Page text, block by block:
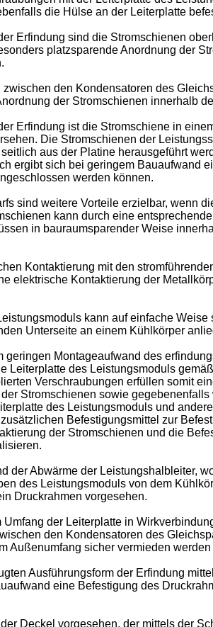
die Hülse an der Leiterplatte
Erfindung sind die Stromschienen
platzsparende Anordnung der
den Kondensatoren des
der Stromschienen innerhalb
Erfindung ist die Stromschiene in
Die Stromschienen der
aus der Platine herausgeführt
ergibt sich bei geringem
werden können.
sind weitere Vorteile erzielbar, wenn
kann durch eine
in bauraumsparender Weise
Kontaktierung mit den
elektrische Kontaktierung der
kann auf einfache
Unterseite an einem Kühlkörper
geringen Montageaufwand des
Leiterplatte des Leistungsmoduls
Verschraubungen erfüllen somit
Stromschienen sowie
des Leistungsmoduls und
Befestigungsmittel zur
der Stromschienen und die
der Abwärme der Leistungshalbleiter,
des Leistungsmoduls von dem
Druckrahmen vorgesehen.
der Leiterplatte in
den Kondensatoren des
Außenumfang sicher vermieden
Ausführungsform der Erfindung
eine Befestigung des
Deckel vorgesehen, der mittels der